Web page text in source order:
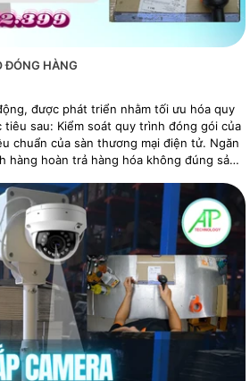
ĐÓNG HÀNG
được phát triển nhằm tối ưu hóa quy
sau: Kiểm soát quy trình đóng gói của
chuẩn của sàn thương mại điện tử. Ngăn
hàng hoàn trả hàng hóa không đúng sản